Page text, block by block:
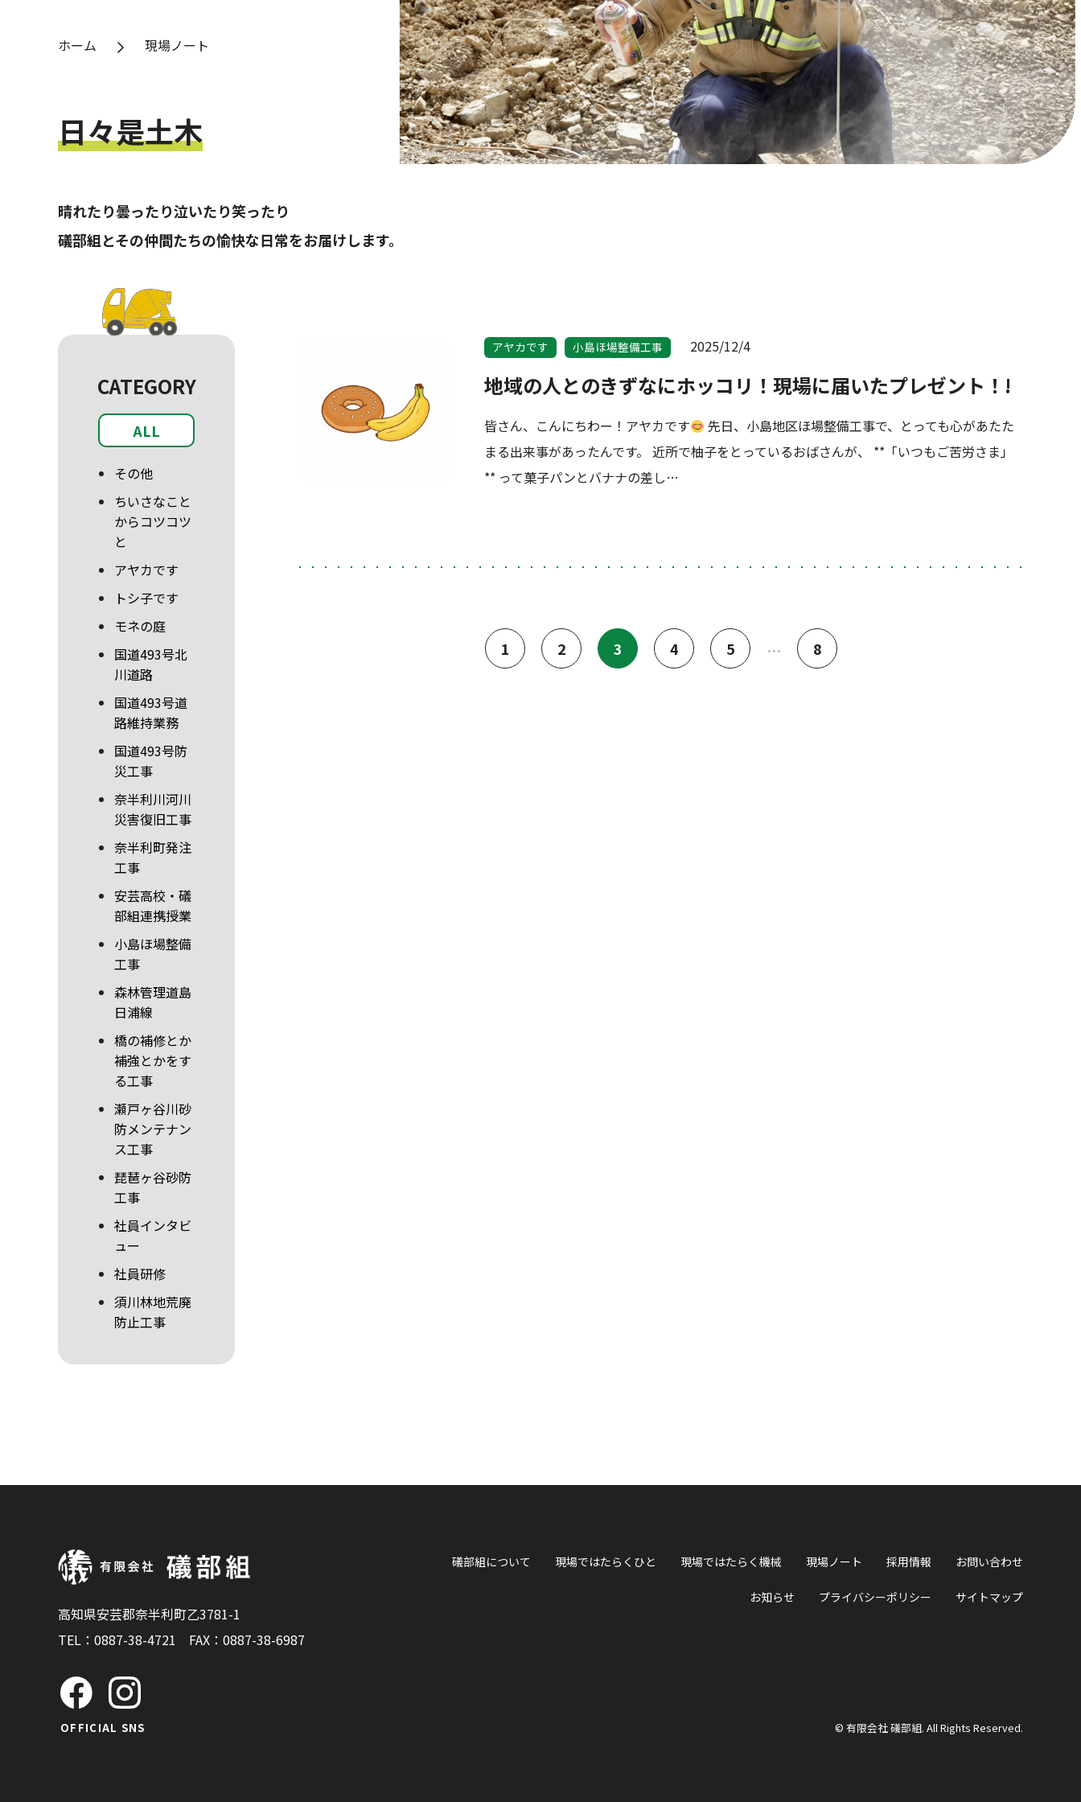
ホーム 現場ノート
日々是土木
晴れたり曇ったり泣いたり笑ったり
礒部組とその仲間たちの愉快な日常をお届けします。
CATEGORY
ALL
その他
ちいさなこと
からコツコツ
と
アヤカです
トシ子です
モネの庭
国道493号北
川道路
国道493号道
路維持業務
国道493号防
災工事
奈半利川河川
災害復旧工事
奈半利町発注
工事
安芸高校・礒
部組連携授業
小島ほ場整備
工事
森林管理道島
日浦線
橋の補修とか
補強とかをす
る工事
瀬戸ヶ谷川砂
防メンテナン
ス工事
琵琶ヶ谷砂防
工事
社員インタビ
ュー
社員研修
須川林地荒廃
防止工事
アヤカです 小島ほ場整備工事 2025/12/4
地域の人とのきずなにホッコリ！現場に届いたプレゼント！!
皆さん、こんにちわー！アヤカです
先日、小島地区ほ場整備工事で、とっても心があたた
まる出来事があったんです。 近所で柚子をとっているおばさんが、 **「いつもご苦労さま」
** って菓子パンとバナナの差し…
1 2 3 4 5 … 8
高知県安芸郡奈半利町乙3781-1
TEL： 0887-38-4721 FAX：0887-38-6987
OFFICIAL SNS
礒部組について 現場ではたらくひと 現場ではたらく機械 現場ノート 採用情報 お問い合わせ
お知らせ プライバシーポリシー サイトマップ
© 有限会社 礒部組. All Rights Reserved.